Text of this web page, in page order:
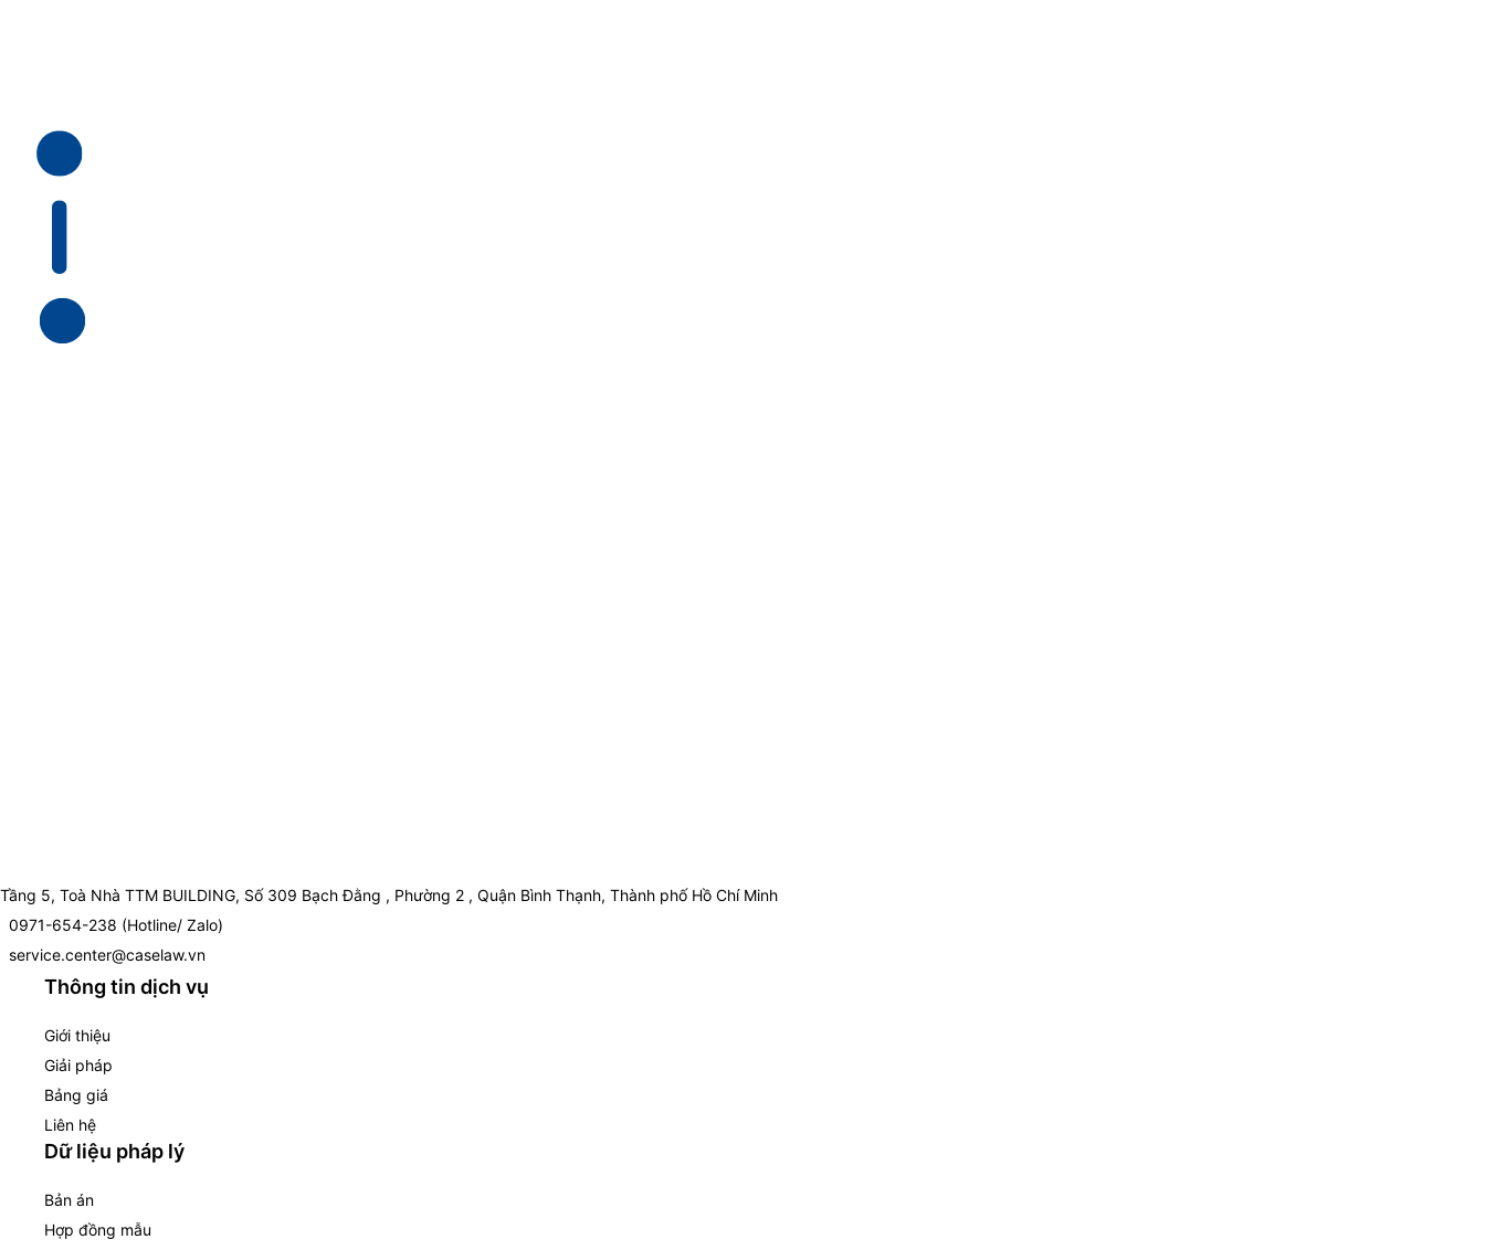
Tầng 5, Toà Nhà TTM BUILDING, Số 309 Bạch Đằng , Phường 2 , Quận Bình Thạnh, Thành phố Hồ Chí Minh
0971-654-238 (Hotline/ Zalo)
service.center@caselaw.vn
Thông tin dịch vụ
Giới thiệu
Giải pháp
Bảng giá
Liên hệ
Dữ liệu pháp lý
Bản án
Hợp đồng mẫu